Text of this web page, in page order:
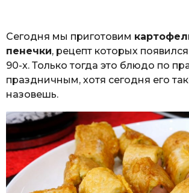
Сегодня мы приготовим
пенечки, рецепт которых
90-х. Только тогда это блюдо по
праздничным, хотя сегодня его
назовешь.